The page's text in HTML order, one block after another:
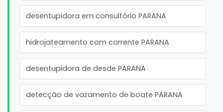
desentupidora em consultório PARANA
hidrojateamento com corrente PARANA
desentupidora de desde PARANA
detecção de vazamento de boate PARANA